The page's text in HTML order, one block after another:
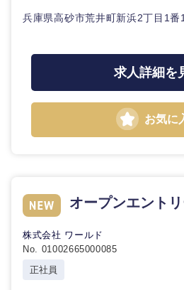
その他
その他
兵庫県高砂市荒井町新浜2丁目1番
求人詳細を
お気に
オープンエント
株式会社 ワールド
No. 01002665000085
正社員